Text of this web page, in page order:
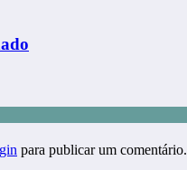
para publicar um comentário.